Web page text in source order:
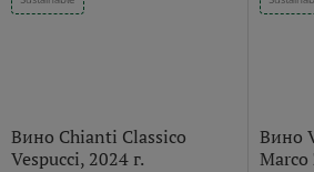
Вино Chianti Classico
Vespucci, 2024 г.
Вино
Marco